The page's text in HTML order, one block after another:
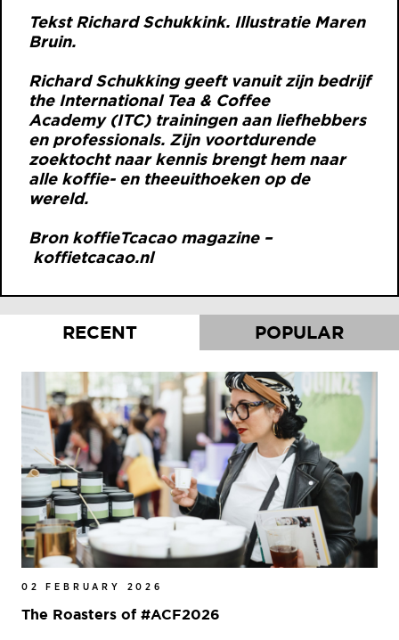
Tekst Richard Schukkink. Illustratie Maren
Bruin.
Richard Schukking geeft vanuit zijn bedrijf
the International Tea & Coffee
Academy (ITC) trainingen aan liefhebbers
en professionals. Zijn voortdurende
zoektocht naar kennis brengt hem naar
alle koffie- en theeuithoeken op de
wereld.
Bron koffieTcacao magazine –
koffietcacao.nl
RECENT POPULAR
02 FEBRUARY 2026
The Roasters of #ACF2026